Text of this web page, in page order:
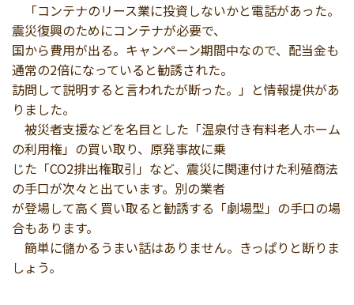
「コンテナのリース業に投資しないかと電話があった。
震災復興のためにコンテナが必要で、
国から費用が出る。キャンペーン期間中なので、配当金も
通常の2倍になっていると勧誘された。
訪問して説明すると言われたが断った。」と情報提供があ
りました。
被災者支援などを名目とした「温泉付き有料老人ホーム
の利用権」の買い取り、原発事故に乗
じた「CO2排出権取引」など、震災に関連付けた利殖商法
の手口が次々と出ています。別の業者
が登場して高く買い取ると勧誘する「劇場型」の手口の場
合もあります。
簡単に儲かるうまい話はありません。きっぱりと断りま
しょう。